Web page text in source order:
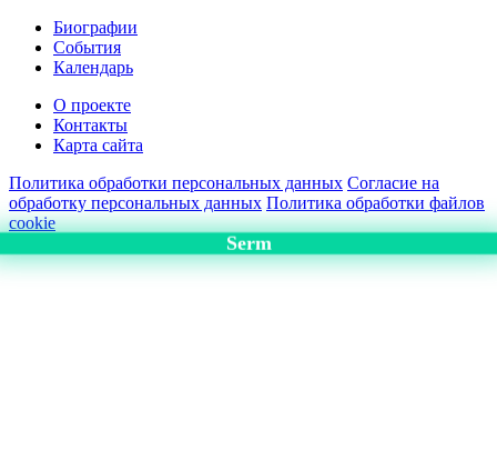
Биографии
События
Календарь
О проекте
Контакты
Карта сайта
Политика обработки персональных данных Согласие на
обработку персональных данных Политика обработки файлов
cookie
Serm